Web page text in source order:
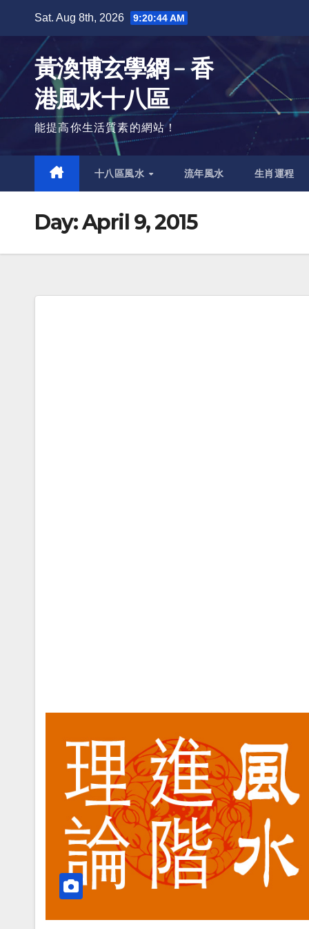
content
Sat. Aug 8th, 2026 9:20:45 AM
黃渙博玄學網﹣香
港風水十八區
能提高你生活質素的網站！
十八區風水 流年風水 生肖運程
Day:April 9, 2015